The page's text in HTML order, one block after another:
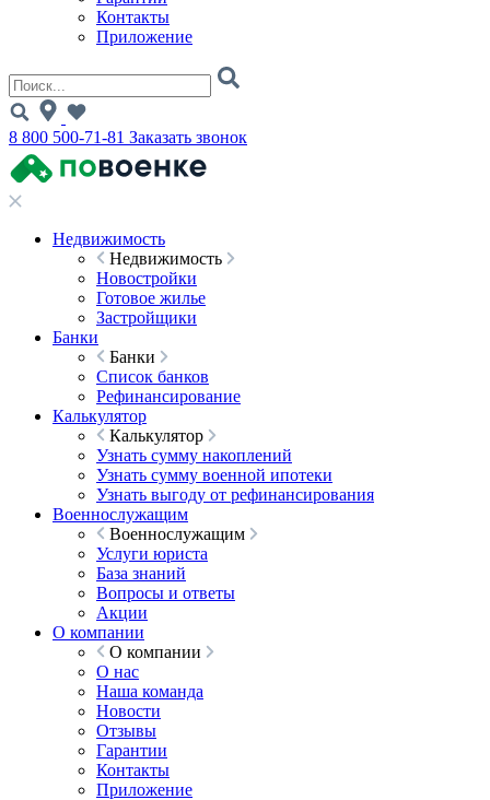
Контакты
Приложение
8 800 500-71-81 Заказать звонок
Недвижимость
Недвижимость
Новостройки
Готовое жилье
Застройщики
Банки
Банки
Список банков
Рефинансирование
Калькулятор
Калькулятор
Узнать сумму накоплений
Узнать сумму военной ипотеки
Узнать выгоду от рефинансирования
Военнослужащим
Военнослужащим
Услуги юриста
База знаний
Вопросы и ответы
Акции
О компании
О компании
О нас
Наша команда
Новости
Отзывы
Гарантии
Контакты
Приложение